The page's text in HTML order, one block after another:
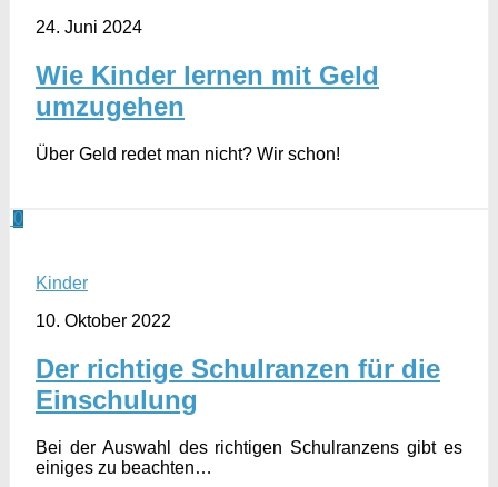
24. Juni 2024
Wie Kinder lernen mit Geld
umzugehen
Über Geld redet man nicht? Wir schon!
0
Kinder
10. Oktober 2022
Der richtige Schulranzen für die
Einschulung
Bei der Auswahl des richtigen Schulranzens gibt es
einiges zu beachten…